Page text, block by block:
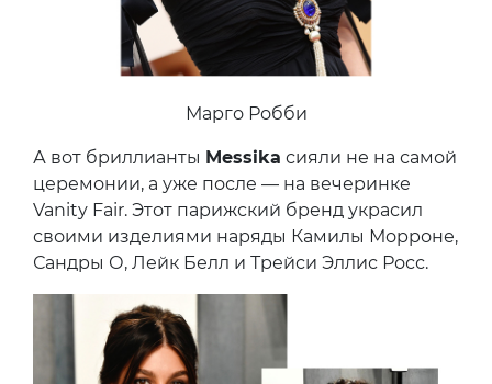
Марго Робби
А вот бриллианты Messika сияли не на самой
церемонии, а уже после — на вечеринке
Vanity Fair. Этот парижский бренд украсил
своими изделиями наряды Камилы Морроне,
Сандры О, Лейк Белл и Трейси Эллис Росс.